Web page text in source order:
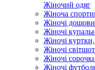
Жіночий одяг
Жіноча
Жіночі
Жіночі
Жіночі
Жіночі
Жіночі
Жіночі